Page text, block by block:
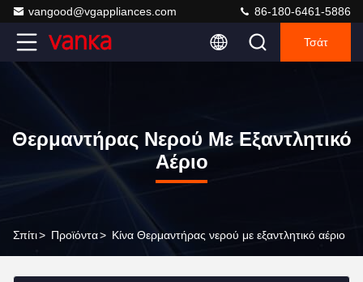
vangood@vgappliances.com 86-180-6461-5886
Τσάτ
Θερμαντήρας Νερού Με Εξαντλητικό
Αέριο
Σπίτι> Προϊόντα> Κίνα Θερμαντήρας νερού με εξαντλητικό αέριο